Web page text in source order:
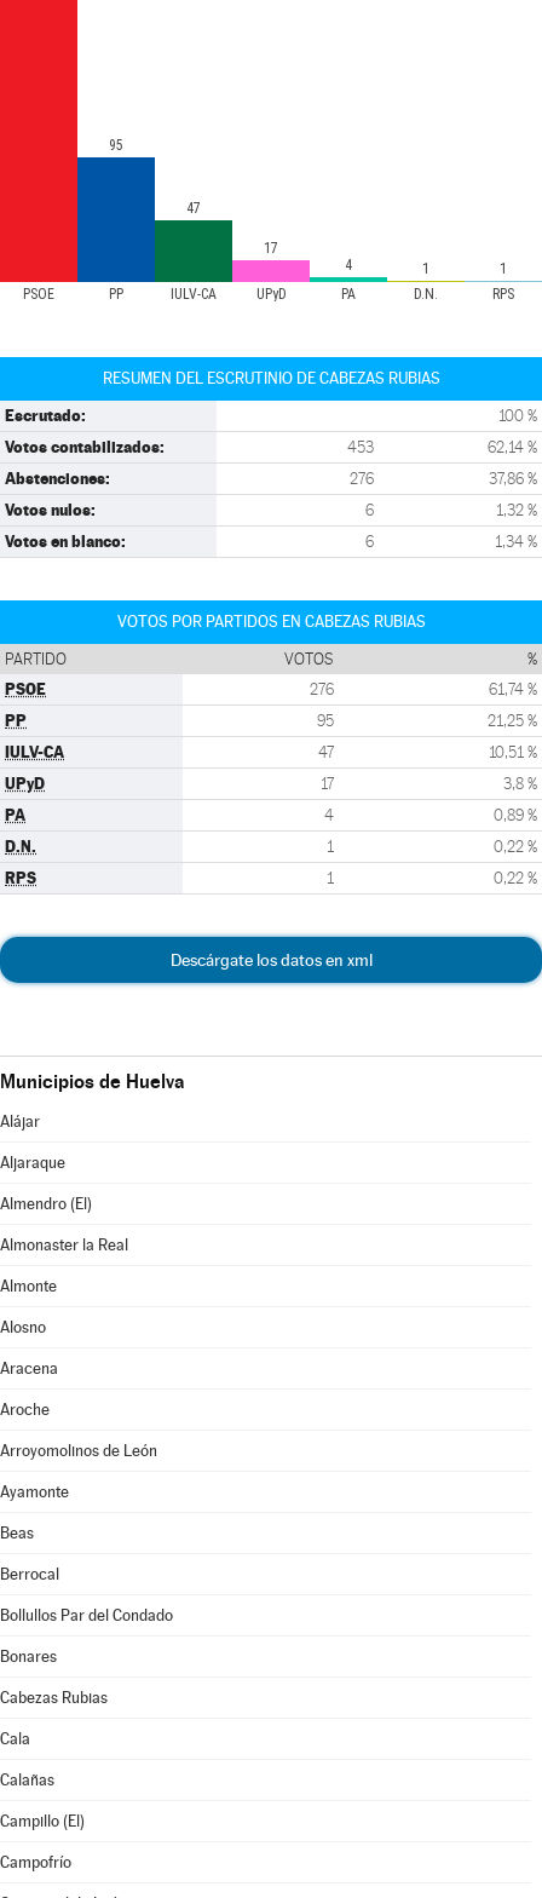
PSOE PP IULV-CA UPyD PA D.N. RPS
95
47
17
4
1 1
RESUMEN DEL ESCRUTINIO DE CABEZAS RUBIAS
Escrutado: 100 %
Votos contabilizados: 453 62,14 %
Abstenciones: 276 37,86 %
Votos nulos: 6 1,32 %
Votos en blanco: 6 1,34 %
VOTOS POR PARTIDOS EN CABEZAS RUBIAS
PARTIDO VOTOS %
PSOE 276 61,74 %
PP 95 21,25 %
IULV-CA 47 10,51 %
UPyD 17 3,8 %
PA 4 0,89 %
D.N. 1 0,22 %
RPS 1 0,22 %
Descárgate los datos en xml
Municipios de Huelva
Alájar
Aljaraque
Almendro (El)
Almonaster la Real
Almonte
Alosno
Aracena
Aroche
Arroyomolinos de León
Ayamonte
Beas
Berrocal
Bollullos Par del Condado
Bonares
Cabezas Rubias
Cala
Calañas
Campillo (El)
Campofrío